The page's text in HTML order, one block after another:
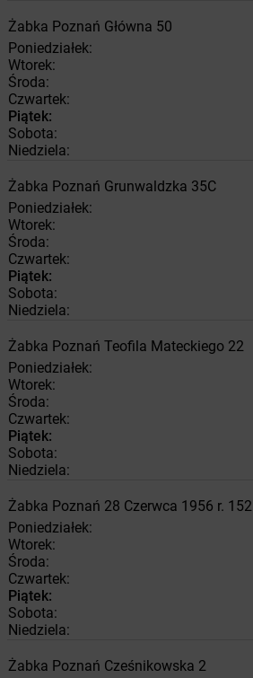
Żabka Poznań Główna 50
Poniedziałek:
Wtorek:
Środa:
Czwartek:
Piątek:
Sobota:
Niedziela:
Żabka Poznań Grunwaldzka 35C
Poniedziałek:
Wtorek:
Środa:
Czwartek:
Piątek:
Sobota:
Niedziela:
Żabka Poznań Teofila Mateckiego 22
Poniedziałek:
Wtorek:
Środa:
Czwartek:
Piątek:
Sobota:
Niedziela:
Żabka Poznań 28 Czerwca 1956 r. 152
Poniedziałek:
Wtorek:
Środa:
Czwartek:
Piątek:
Sobota:
Niedziela:
Żabka Poznań Cześnikowska 2